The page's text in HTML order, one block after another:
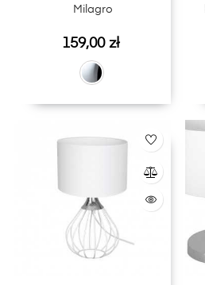
Milagro
Cena
159,00 zł